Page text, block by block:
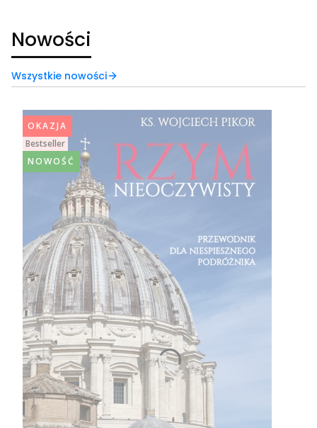
Nowości
Wszystkie nowości
OKAZJA
Bestseller
NOWOŚĆ